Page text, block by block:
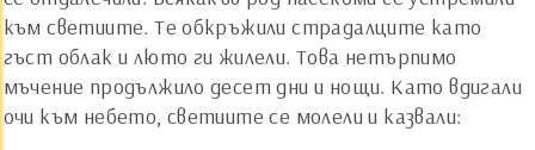
към светиите. Те обкръжили страдалците като
гъст облак и люто ги жилели. Това нетърпимо
мъчение продължило десет дни и нощи. Като вдигали
очи към небето, светиите се молели и казвали: